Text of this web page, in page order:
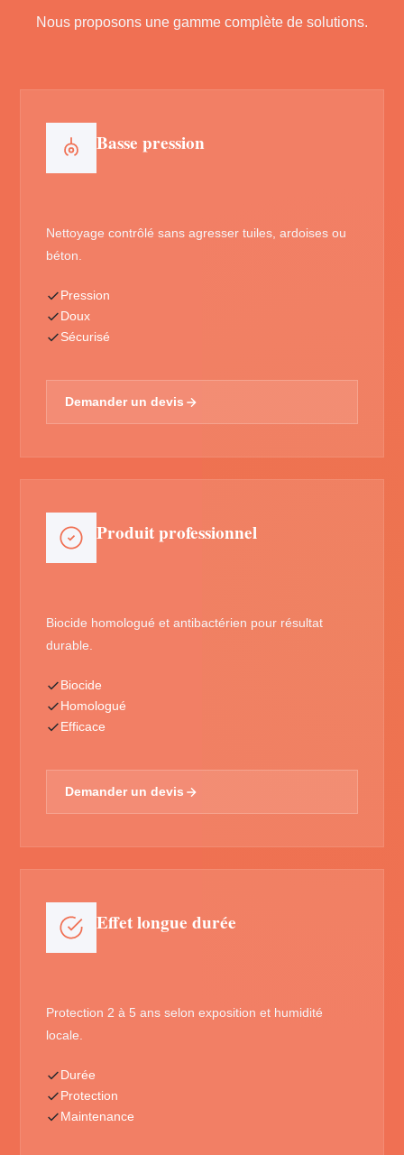
Nous proposons une gamme complète de solutions.
Basse pression
Nettoyage contrôlé sans agresser tuiles, ardoises ou
béton.
Pression
Doux
Sécurisé
Demander un devis
Produit professionnel
Biocide homologué et antibactérien pour résultat
durable.
Biocide
Homologué
Efficace
Demander un devis
Effet longue durée
Protection 2 à 5 ans selon exposition et humidité
locale.
Durée
Protection
Maintenance